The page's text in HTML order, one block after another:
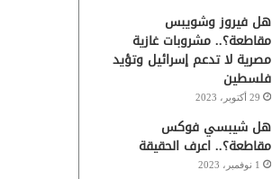
هل فيروز وشويبس
مقاطعة؟.. مشروبات غازية
مصرية لا تدعم إسرائيل وتؤيد
فلسطين
29 أكتوبر، 2023
هل شيبسي فوكس
مقاطعة؟.. اعرف الحقيقة
1 نوفمبر، 2023